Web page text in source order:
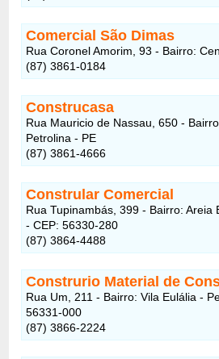
Comercial São Dimas
Rua Coronel Amorim, 93 - Bairro:
(87) 3861-0184
Construcasa
Rua Mauricio de Nassau, 650 -
Petrolina - PE
(87) 3861-4666
Constrular Comercial
Rua Tupinambás, 399 - Bairro: Areia
- CEP: 56330-280
(87) 3864-4488
Construrio Material de
Rua Um, 211 - Bairro: Vila Eulália -
56331-000
(87) 3866-2224